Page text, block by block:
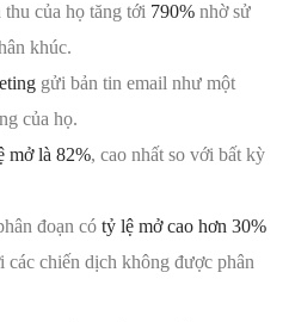
thu của họ tăng tới 790% nhờ sử
khúc.
gửi bản tin email như một
của họ.
mở là 82%, cao nhất so với bất kỳ
đoạn có tỷ lệ mở cao hơn 30%
chiến dịch không được phân